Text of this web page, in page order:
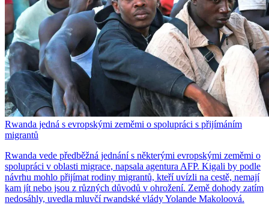
Rwanda jedná s evropskými zeměmi o spolupráci s přijímáním
migrantů
Rwanda vede předběžná jednání s některými evropskými zeměmi o
spolupráci v oblasti migrace, napsala agentura AFP. Kigali by podle
návrhu mohlo přijímat rodiny migrantů, kteří uvízli na cestě, nemají
kam jít nebo jsou z různých důvodů v ohrožení. Země dohody zatím
nedosáhly, uvedla mluvčí rwandské vlády Yolande Makoloová.